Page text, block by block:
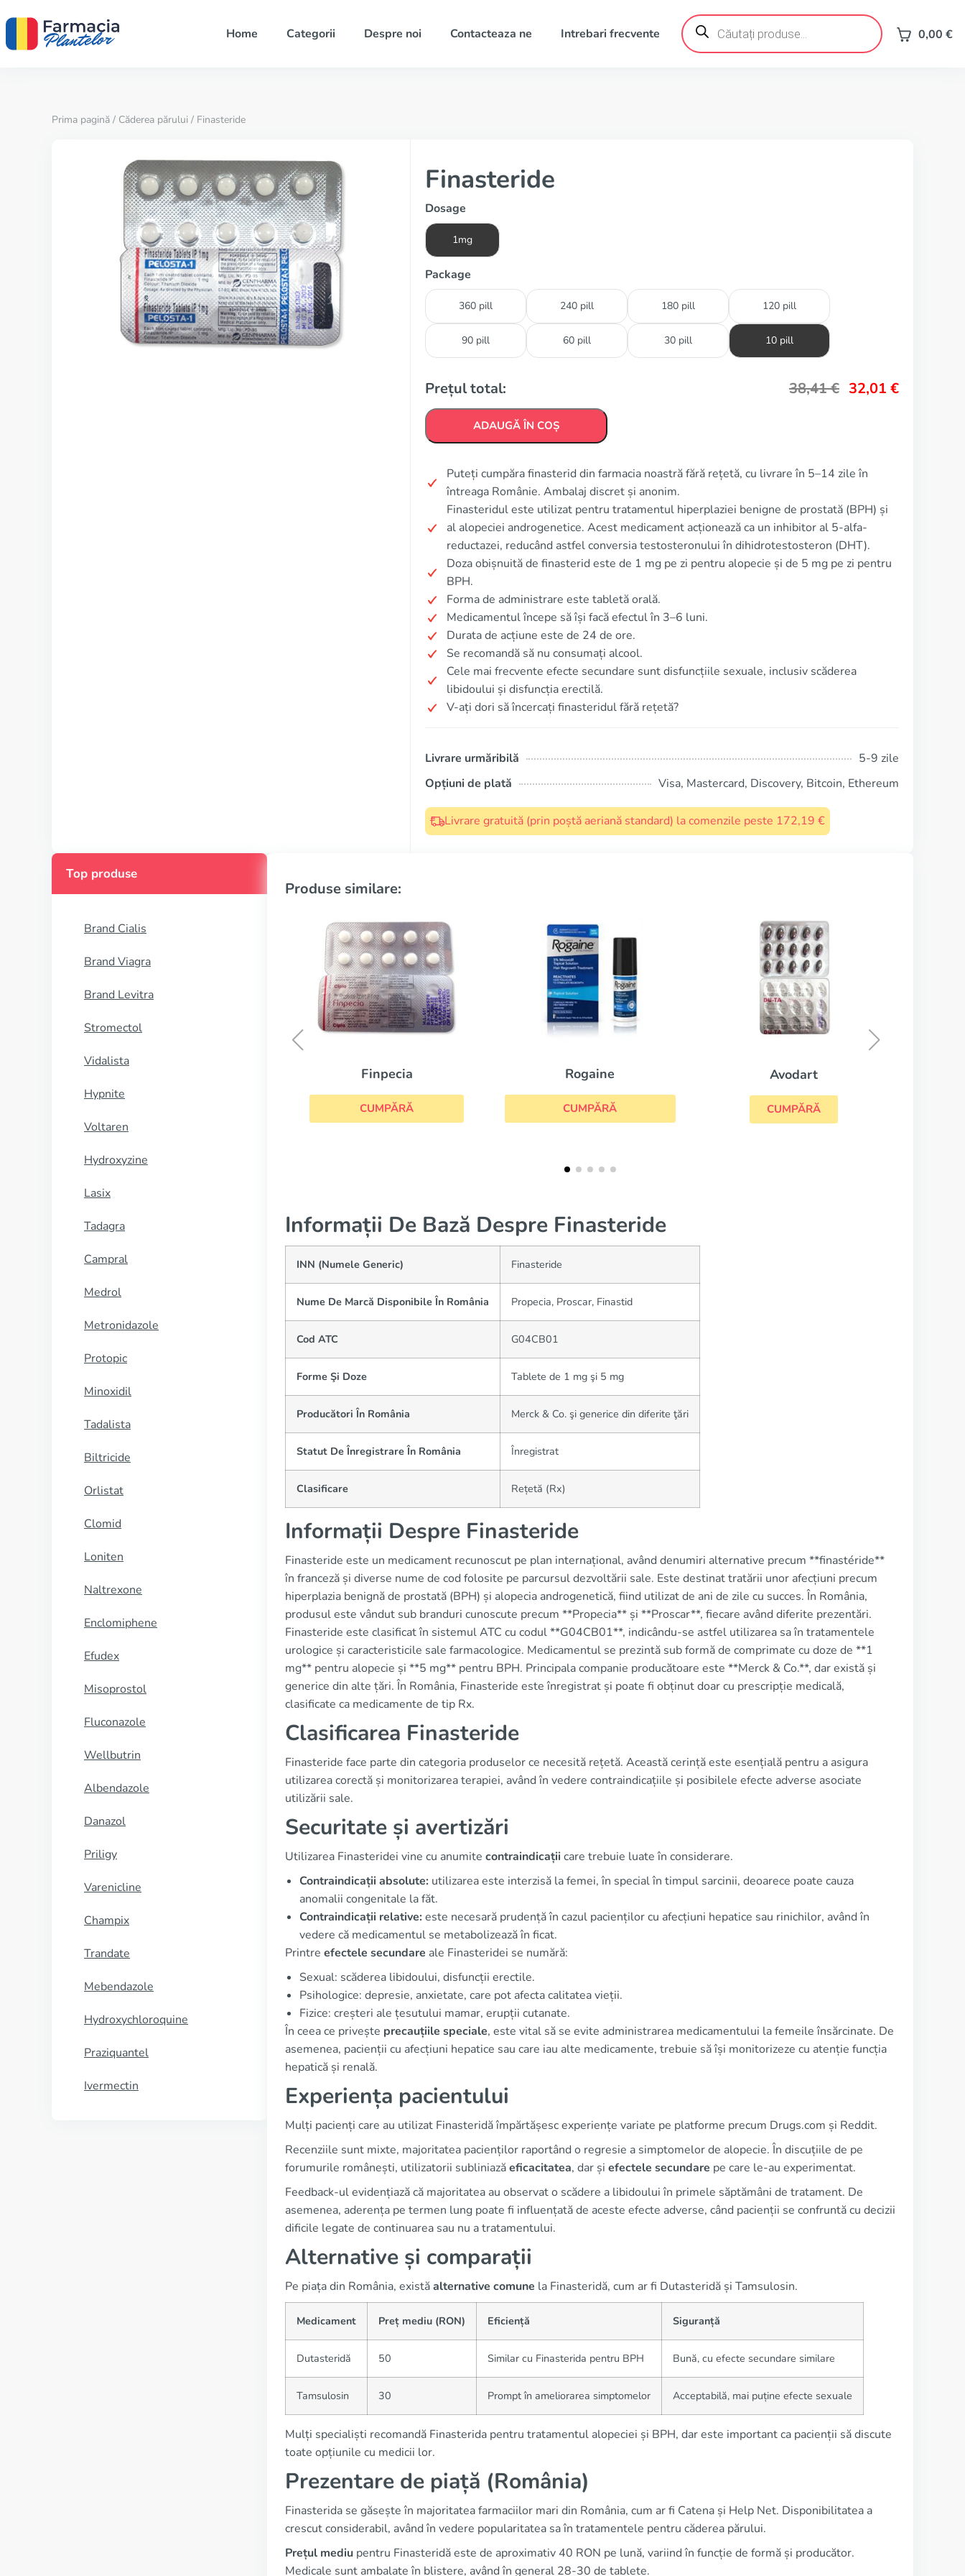
Home Categorii Despre noi Contacteaza ne Intrebari frecvente
Products
search 0,00 €
Prima pagină / Căderea părului / Finasteride
Finasteride
Dosage
1mg
Package
360 pill 240 pill 180 pill 120 pill
90 pill 60 pill 30 pill 10 pill
Prețul total: 38,41€ 32,01 €
ADAUGĂ ÎN COȘ
Puteți cumpăra finasterid din farmacia noastră fără rețetă, cu livrare în 5–14 zile în
întreaga Românie. Ambalaj discret și anonim.
Finasteridul este utilizat pentru tratamentul hiperplaziei benigne de prostată (BPH) și
al alopeciei androgenetice. Acest medicament acționează ca un inhibitor al 5-alfa-
reductazei, reducând astfel conversia testosteronului în dihidrotestosteron (DHT).
Doza obișnuită de finasterid este de 1 mg pe zi pentru alopecie și de 5 mg pe zi pentru
BPH.
Forma de administrare este tabletă orală.
Medicamentul începe să își facă efectul în 3–6 luni.
Durata de acțiune este de 24 de ore.
Se recomandă să nu consumați alcool.
Cele mai frecvente efecte secundare sunt disfuncțiile sexuale, inclusiv scăderea
libidoului și disfuncția erectilă.
V-ați dori să încercați finasteridul fără rețetă?
Livrare urmăribilă
5-9 zile
Opțiuni de plată
Visa, Mastercard, Discovery, Bitcoin, Ethereum
Livrare gratuită (prin poștă aeriană standard) la comenzile peste 172,19 €
Top produse
Brand Cialis
Brand Viagra
Brand Levitra
Stromectol
Vidalista
Hypnite
Voltaren
Hydroxyzine
Lasix
Tadagra
Campral
Medrol
Metronidazole
Protopic
Minoxidil
Tadalista
Biltricide
Orlistat
Clomid
Loniten
Naltrexone
Enclomiphene
Efudex
Misoprostol
Fluconazole
Wellbutrin
Albendazole
Danazol
Priligy
Varenicline
Champix
Trandate
Mebendazole
Hydroxychloroquine
Praziquantel
Ivermectin
Produse similare:
Rogaine
CUMPĂRĂ
Avodart
CUMPĂRĂ
Proscar
Informații De Bază Despre Finasteride
INN (Numele Generic) Finasteride
Nume De Marcă Disponibile În România Propecia, Proscar, Finastid
Cod ATC G04CB01
Forme Şi Doze Tablete de 1 mg şi 5 mg
Producători În România Merck & Co. şi generice din diferite ţări
Statut De Înregistrare În România Înregistrat
Clasificare Rețetă (Rx)
Informații Despre Finasteride
Finasteride este un medicament recunoscut pe plan internațional, având denumiri alternative precum **finastéride**
în franceză și diverse nume de cod folosite pe parcursul dezvoltării sale. Este destinat tratării unor afecțiuni precum
hiperplazia benignă de prostată (BPH) și alopecia androgenetică, fiind utilizat de ani de zile cu succes. În România,
produsul este vândut sub branduri cunoscute precum **Propecia** și **Proscar**, fiecare având diferite prezentări.
Finasteride este clasificat în sistemul ATC cu codul **G04CB01**, indicându-se astfel utilizarea sa în tratamentele
urologice și caracteristicile sale farmacologice. Medicamentul se prezintă sub formă de comprimate cu doze de **1
mg** pentru alopecie și **5 mg** pentru BPH. Principala companie producătoare este **Merck & Co.**, dar există și
generice din alte țări. În România, Finasteride este înregistrat și poate fi obținut doar cu prescripție medicală,
clasificate ca medicamente de tip Rx.
Clasificarea Finasteride
Finasteride face parte din categoria produselor ce necesită rețetă. Această cerință este esențială pentru a asigura
utilizarea corectă și monitorizarea terapiei, având în vedere contraindicațiile și posibilele efecte adverse asociate
utilizării sale.
Securitate și avertizări
Utilizarea Finasteridei vine cu anumite contraindicațiicare trebuie luate în considerare.
Contraindicații absolute: utilizarea este interzisă la femei, în special în timpul sarcinii, deoarece poate cauza
anomalii congenitale la făt.
Contraindicații relative:este necesară prudență în cazul pacienților cu afecțiuni hepatice sau rinichilor, având în
vedere că medicamentul se metabolizează în ficat.
Printre efectele secundare ale Finasteridei se numără:
Sexual: scăderea libidoului, disfuncții erectile.
Psihologice: depresie, anxietate, care pot afecta calitatea vieții.
Fizice: creșteri ale țesutului mamar, erupții cutanate.
În ceea ce privește precauțiile speciale, este vital să se evite administrarea medicamentului la femeile însărcinate. De
asemenea, pacienții cu afecțiuni hepatice sau care iau alte medicamente, trebuie să își monitorizeze cu atenție funcția
hepatică și renală.
Experiența pacientului
Mulți pacienți care au utilizat Finasteridă împărtășesc experiențe variate pe platforme precum Drugs.com și Reddit.
Recenziile sunt mixte, majoritatea pacienților raportând o regresie a simptomelor de alopecie. În discuțiile de pe
forumurile românești, utilizatorii subliniazăeficacitatea, dar și efectele secundare pe care le-au experimentat.
Feedback-ul evidențiază că majoritatea au observat o scădere a libidoului în primele săptămâni de tratament. De
asemenea, aderența pe termen lung poate fi influențată de aceste efecte adverse, când pacienții se confruntă cu decizii
dificile legate de continuarea sau nu a tratamentului.
Alternative și comparații
Pe piața din România, existăalternative comune la Finasteridă, cum ar fi Dutasteridă și Tamsulosin.
Medicament Preț mediu (RON) Eficiență Siguranță
Dutasteridă 50 Similar cu Finasterida pentru BPH Bună, cu efecte secundare similare
Tamsulosin 30 Prompt în ameliorarea simptomelor Acceptabilă, mai puține efecte sexuale
Mulți specialiști recomandă Finasterida pentru tratamentul alopeciei și BPH, dar este important ca pacienții să discute
toate opțiunile cu medicii lor.
Prezentare de piață (România)
Finasterida se găsește în majoritatea farmaciilor mari din România, cum ar fi Catena și Help Net. Disponibilitatea a
crescut considerabil, având în vedere popularitatea sa în tratamentele pentru căderea părului.
Prețul mediu pentru Finasteridă este de aproximativ 40 RON pe lună, variind în funcție de formă și producător.
Medicale sunt ambalate în blistere, având în general 28-30 de tablete.